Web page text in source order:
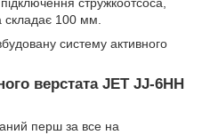
складає 100 мм.
систему активного
верстата JET JJ-6HH
перш за все на